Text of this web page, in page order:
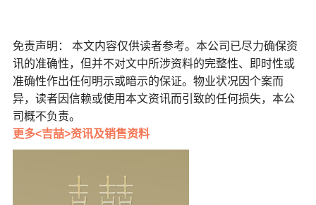
免责声明： 本文内容仅供读者参考。本公司已尽力确保资
讯的准确性，但并不对文中所涉资料的完整性、即时性或
准确性作出任何明示或暗示的保证。物业状况因个案而
异，读者因信赖或使用本文资讯而引致的任何损失，本公
司概不负责。
更多<吉喆>资讯及销售资料